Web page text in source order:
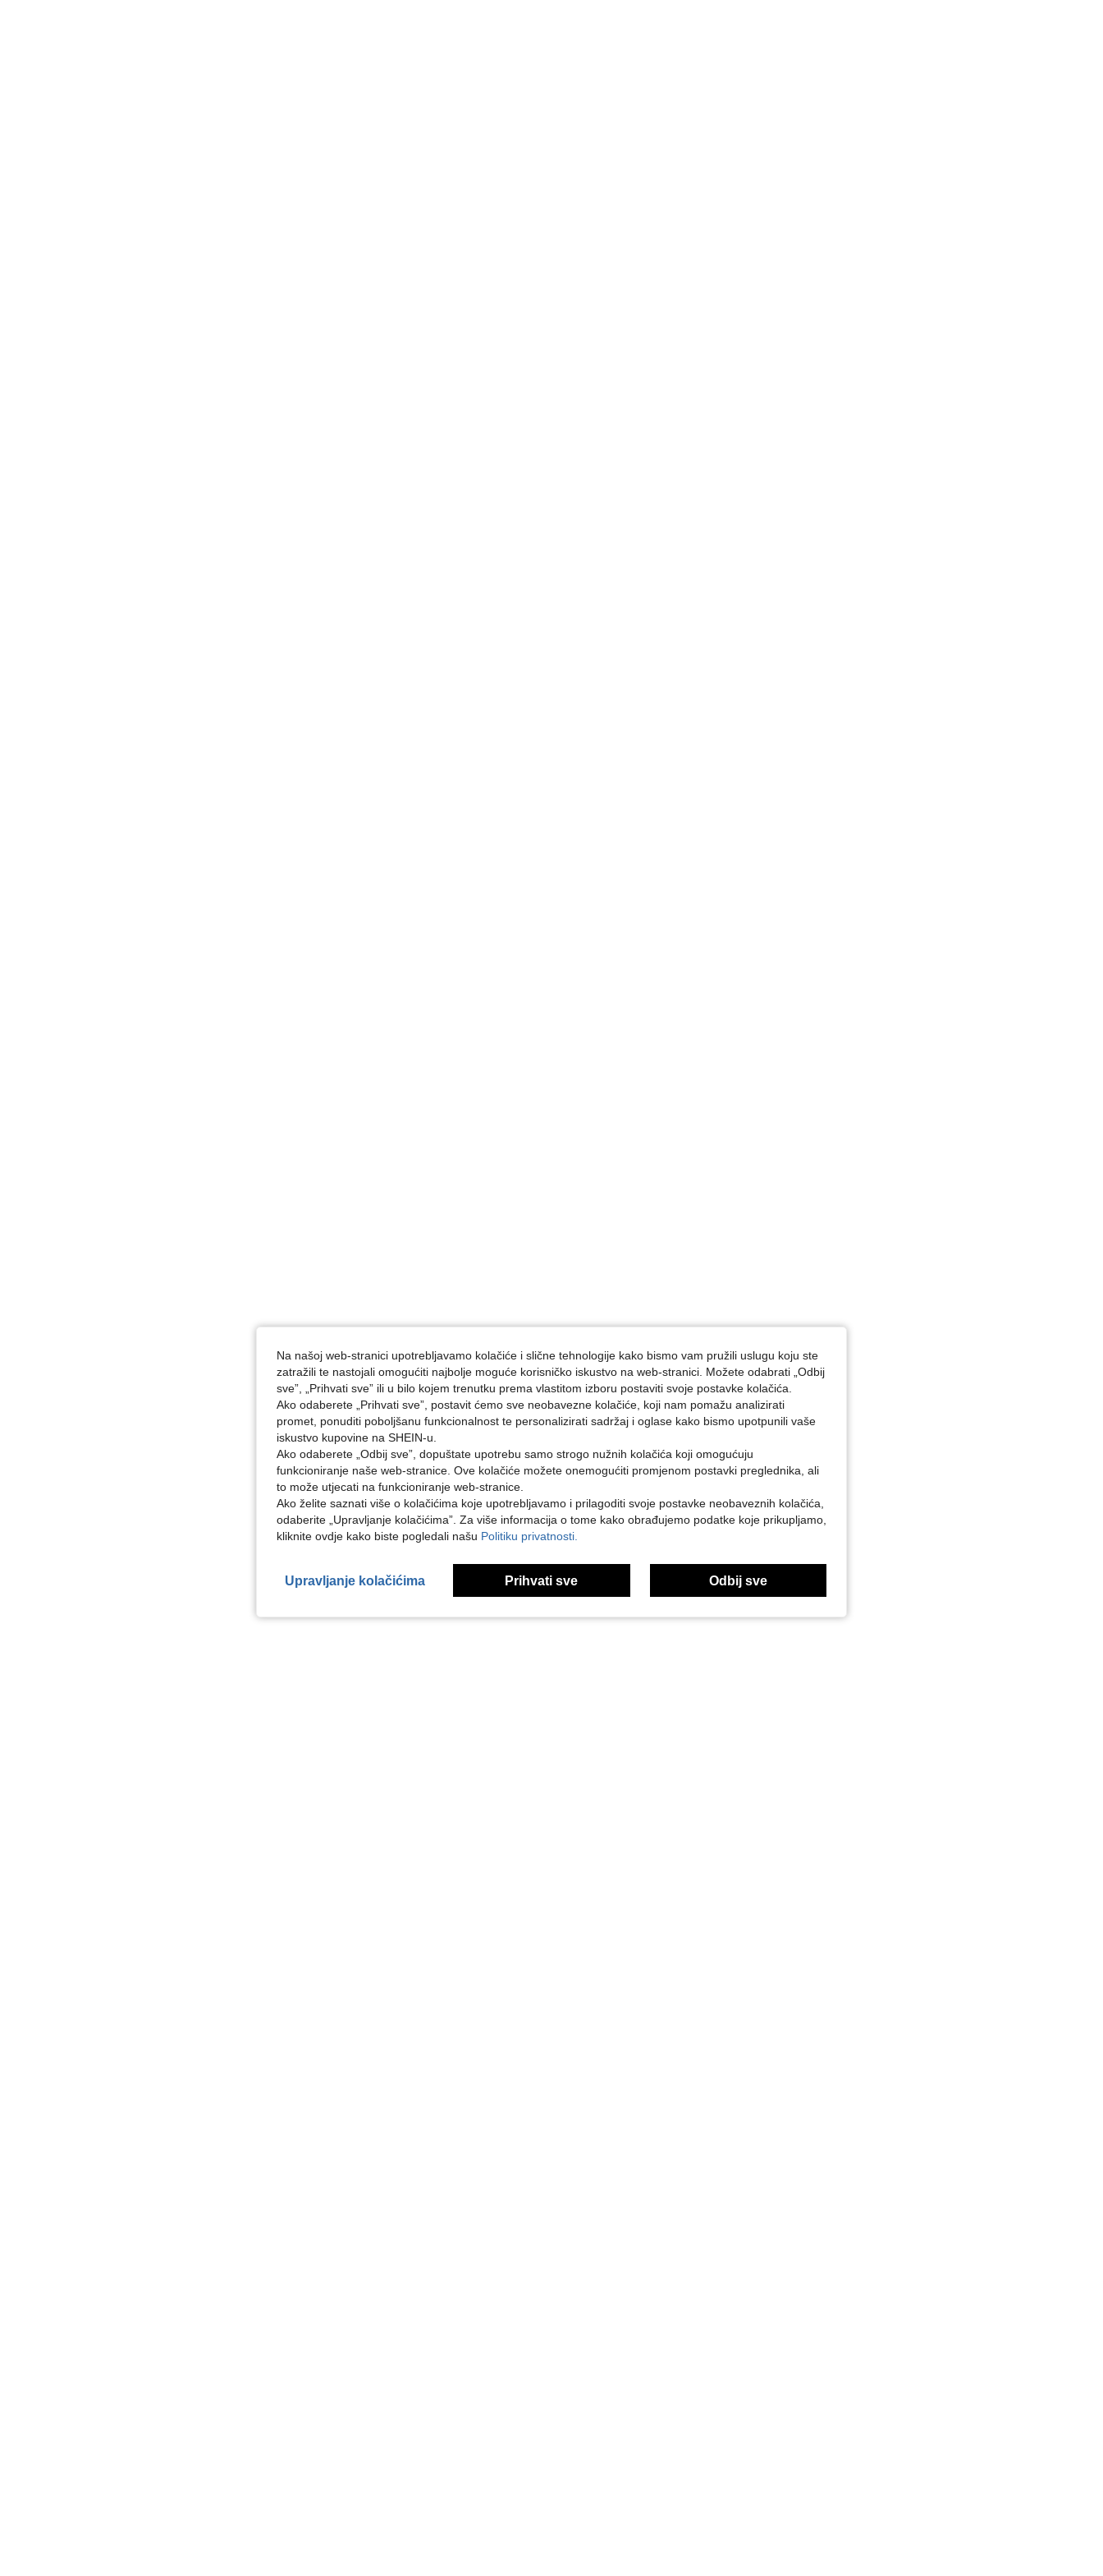
Na našoj web-stranici upotrebljavamo kolačiće i slične tehnologije kako bismo vam pružili uslugu koju ste
zatražili te nastojali omogućiti najbolje moguće korisničko iskustvo na web-stranici. Možete odabrati „Odbij
sve”, „Prihvati sve” ili u bilo kojem trenutku prema vlastitom izboru postaviti svoje postavke kolačića.
Ako odaberete „Prihvati sve”, postavit ćemo sve neobavezne kolačiće, koji nam pomažu analizirati
promet, ponuditi poboljšanu funkcionalnost te personalizirati sadržaj i oglase kako bismo upotpunili vaše
iskustvo kupovine na SHEIN-u.
Ako odaberete „Odbij sve”, dopuštate upotrebu samo strogo nužnih kolačića koji omogućuju
funkcioniranje naše web-stranice. Ove kolačiće možete onemogućiti promjenom postavki preglednika, ali
to može utjecati na funkcioniranje web-stranice.
Ako želite saznati više o kolačićima koje upotrebljavamo i prilagoditi svoje postavke neobaveznih kolačića,
odaberite „Upravljanje kolačićima”. Za više informacija o tome kako obrađujemo podatke koje prikupljamo,
kliknite ovdje kako biste pogledali našu Politiku privatnosti.
Upravljanje kolačićima Prihvati sve Odbij sve